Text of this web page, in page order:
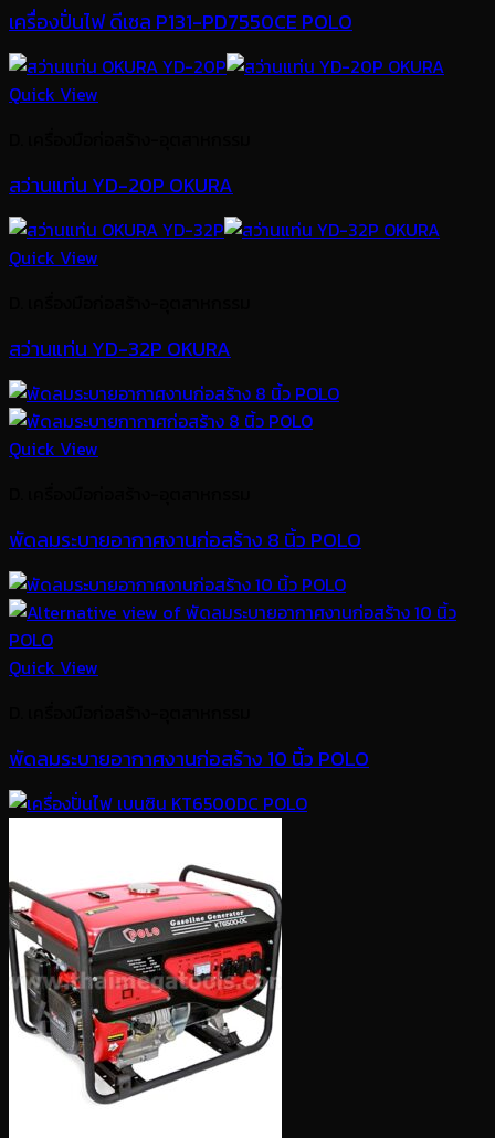
เครื่องปั่นไฟ ดีเซล P131-PD7550CE POLO
Quick View
สว่านแท่น YD-20P OKURA
Quick View
สว่านแท่น YD-32P OKURA
Quick View
พัดลมระบายอากาศงานก่อสร้าง 8 นิ้ว POLO
Quick View
พัดลมระบายอากาศงานก่อสร้าง 10 นิ้ว POLO